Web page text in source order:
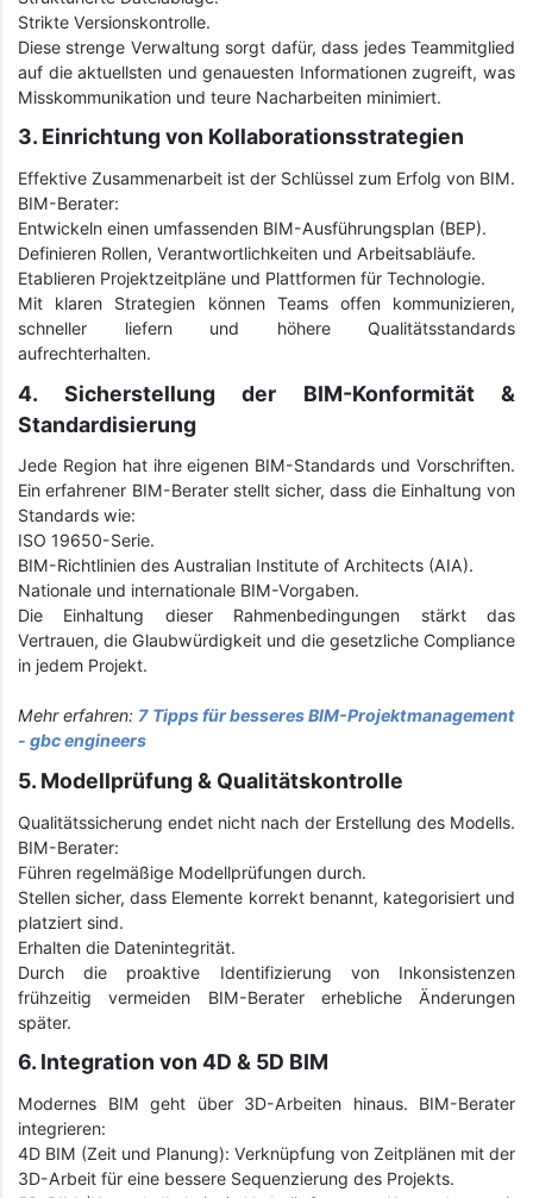
Strikte Versionskontrolle.
Diese strenge Verwaltung sorgt dafür, dass jedes Teammitglied
auf die aktuellsten und genauesten Informationen zugreift, was
Misskommunikation und teure Nacharbeiten minimiert.
3. Einrichtung von Kollaborationsstrategien
Effektive Zusammenarbeit ist der Schlüssel zum Erfolg von BIM.
BIM-Berater:
Entwickeln einen umfassenden BIM-Ausführungsplan (BEP).
Definieren Rollen, Verantwortlichkeiten und Arbeitsabläufe.
Etablieren Projektzeitpläne und Plattformen für Technologie.
Mit klaren Strategien können Teams offen kommunizieren,
schneller liefern und höhere Qualitätsstandards
aufrechterhalten.
4. Sicherstellung der BIM-Konformität &
Standardisierung
Jede Region hat ihre eigenen BIM-Standards und Vorschriften.
Ein erfahrener BIM-Berater stellt sicher, dass die Einhaltung von
Standards wie:
ISO 19650-Serie.
BIM-Richtlinien des Australian Institute of Architects (AIA).
Nationale und internationale BIM-Vorgaben.
Die Einhaltung dieser Rahmenbedingungen stärkt das
Vertrauen, die Glaubwürdigkeit und die gesetzliche Compliance
in jedem Projekt.
Mehr erfahren: 7 Tipps für besseres BIM-Projektmanagement
- gbc engineers
5. Modellprüfung & Qualitätskontrolle
Qualitätssicherung endet nicht nach der Erstellung des Modells.
BIM-Berater:
Führen regelmäßige Modellprüfungen durch.
Stellen sicher, dass Elemente korrekt benannt, kategorisiert und
platziert sind.
Erhalten die Datenintegrität.
Durch die proaktive Identifizierung von Inkonsistenzen
frühzeitig vermeiden BIM-Berater erhebliche Änderungen
später.
6. Integration von 4D & 5D BIM
Modernes BIM geht über 3D-Arbeiten hinaus. BIM-Berater
integrieren:
4D BIM (Zeit und Planung): Verknüpfung von Zeitplänen mit der
3D-Arbeit für eine bessere Sequenzierung des Projekts.